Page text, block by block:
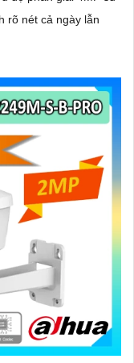
rõ nét cả ngày lẫn